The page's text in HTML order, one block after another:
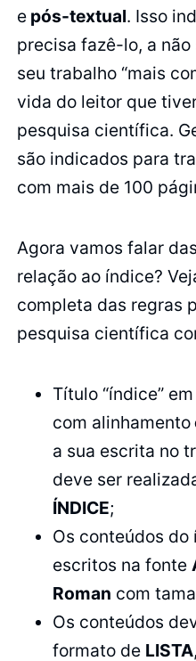
e pós-textual. Isso
precisa fazê-lo, a
seu trabalho “mais
vida do leitor que
pesquisa científica.
são indicados para
com mais de 100
Agora vamos falar
relação ao índice?
completa das regras
pesquisa científica
Título “índice” em
com alinhamento
a sua escrita no
deve ser
ÍNDICE;
Os conteúdos
escritos na fonte
Roman com
Os conteúdos
formato de LISTA